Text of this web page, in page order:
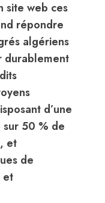
site web ces
répondre
algériens
durablement
d’une
sur 50 % de
et
de
et